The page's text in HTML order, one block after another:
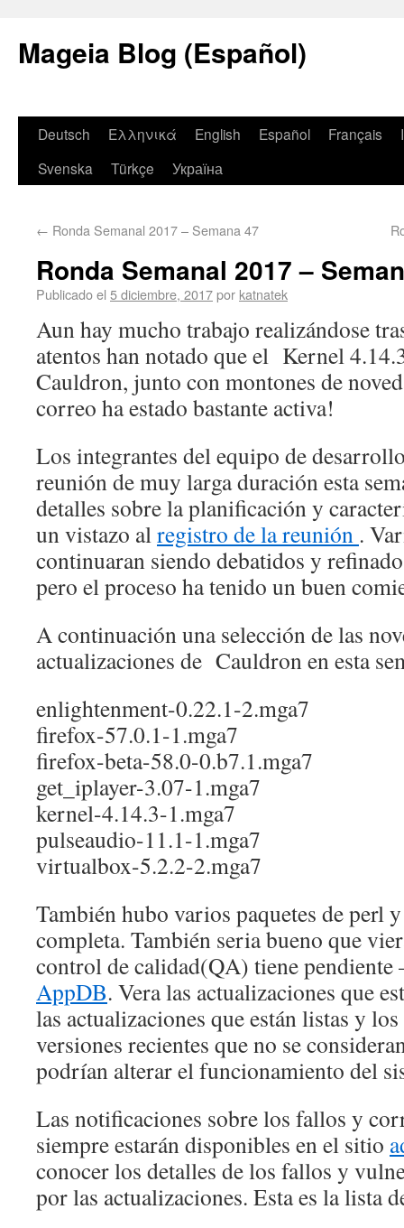
Mageia Blog (Español)
Deutsch Ελληνικά English Español Français
Svenska
Türkçe Україна
← Ronda Semanal 2017 – Semana 47
Ronda Semanal 2017 –
Publicado el 5 diciembre, 2017por katnatek
Aun hay mucho trabajo realizándose
atentos han notado que el Kernel
Cauldron, junto con montones de
correo ha estado bastante activa!
Los integrantes del equipo de
reunión de muy larga duración esta
detalles sobre la planificación y
un vistazo alregistro de la reunión .
continuaran siendo debatidos y
pero el proceso ha tenido un buen
A continuación una selección de las
actualizaciones de Cauldron en esta
enlightenment-0.22.1-2.mga7
firefox-57.0.1-1.mga7
firefox-beta-58.0-0.b7.1.mga7
get_iplayer-3.07-1.mga7
kernel-4.14.3-1.mga7
pulseaudio-11.1-1.mga7
virtualbox-5.2.2-2.mga7
También hubo varios paquetes de perl
completa. También seria bueno que
control de calidad(QA) tiene pendiente
AppDB. Vera las actualizaciones que
las actualizaciones que están listas y
versiones recientes que no se
podrían alterar el funcionamiento del
Las notificaciones sobre los fallos y
siempre estarán disponibles en el sitio
conocer los detalles de los fallos y
por las actualizaciones. Esta es la lista